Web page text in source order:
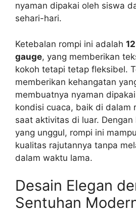
nyaman dipakai oleh siswa
sehari-hari.
Ketebalan rompi ini adalah
gauge, yang memberikan
kokoh tetapi tetap fleksibel.
memberikan kehangatan
membuatnya nyaman
kondisi cuaca, baik di dalam
saat aktivitas di luar.
yang unggul, rompi ini
kualitas rajutannya tanpa
dalam waktu lama.
Desain Elegan
Sentuhan